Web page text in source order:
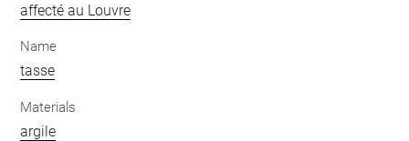
affecté au Louvre
Name
tasse
Materials
argile